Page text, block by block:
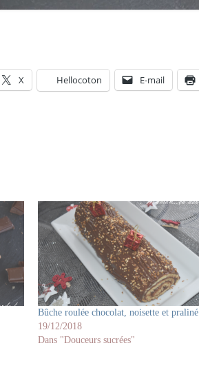
X Hellocoton E-mail
Bûche roulée chocolat, noisette et praliné
19/12/2018
Dans "Douceurs sucrées"